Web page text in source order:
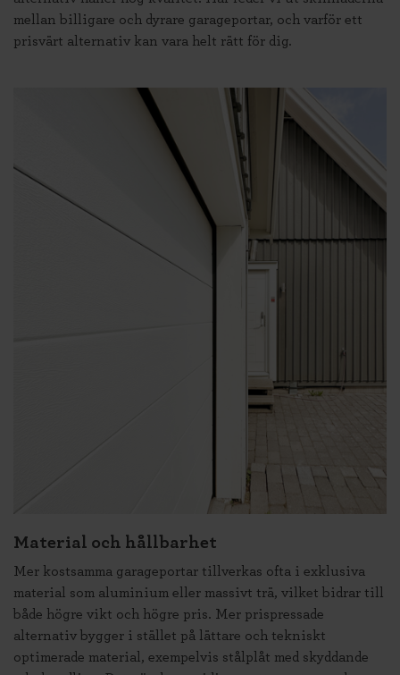
mellan billigare och dyrare garageportar, och varför ett
prisvärt alternativ kan vara helt rätt för dig.
Material och hållbarhet
Mer kostsamma garageportar tillverkas ofta i exklusiva
material som aluminium eller massivt trä, vilket bidrar till
både högre vikt och högre pris. Mer prispressade
alternativ bygger i stället på lättare och tekniskt
optimerade material, exempelvis stålplåt med skyddande